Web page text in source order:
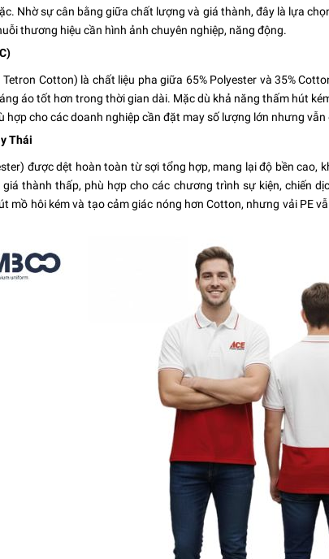
Nhờ sự cân bằng giữa chất lượng và giá thành, đây là lựa
thương hiệu cần hình ảnh chuyên nghiệp, năng động.
Tetron Cotton) là chất liệu pha giữa 65% Polyester và 35%
áo tốt hơn trong thời gian dài. Mặc dù khả năng thấm hút
hợp cho các doanh nghiệp cần đặt may số lượng lớn nhưng
Thái
được dệt hoàn toàn từ sợi tổng hợp, mang lại độ bền cao,
giá thành thấp, phù hợp cho các chương trình sự kiện, chiến
mồ hôi kém và tạo cảm giác nóng hơn Cotton, nhưng vải PE